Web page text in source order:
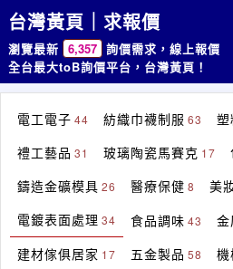
台灣黃頁｜求報價
瀏覽最新 6,357 詢價需求，線上報價
全台最大toB詢價平台，台灣黃頁！
電工電子 44 紡織巾襪制服 63
禮工藝品 31 玻璃陶瓷馬賽克 17
鑄造金礦模具 26 醫療保健 8 美
電鍍表面處理 34 食品調味 43
建材傢俱居家 17 五金製品 58